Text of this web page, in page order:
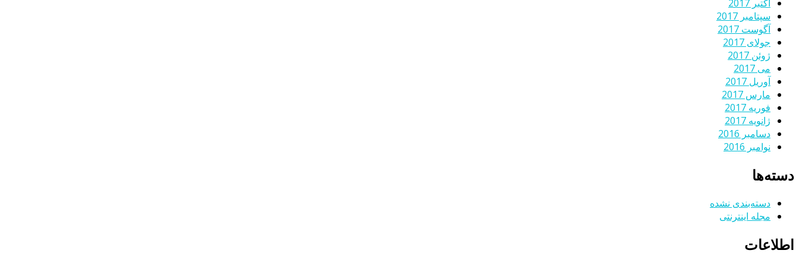
اکتبر 2017
سپتامبر 2017
آگوست 2017
جولای 2017
ژوئن 2017
می 2017
آوریل 2017
مارس 2017
فوریه 2017
ژانویه 2017
دسامبر 2016
نوامبر 2016
دسته‌ها
دسته‌بندی نشده
مجله اینترنتی
اطلاعات